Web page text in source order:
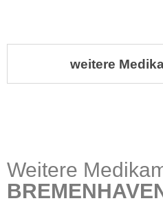
weitere
Weitere